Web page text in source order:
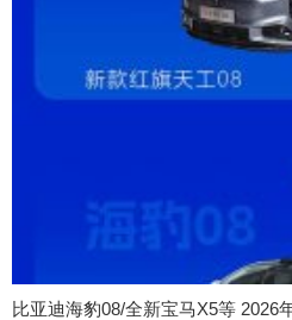
比亚迪海豹08/全新宝马X5等 2026